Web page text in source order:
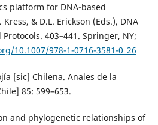
platform for DNA-based
& D.L. Erickson (Eds.), DNA
403–441. Springer, NY;
10.1007/978-1-0716-3581-0_26
[sic] Chilena. Anales de la
85: 599–653.
and phylogenetic relationships of